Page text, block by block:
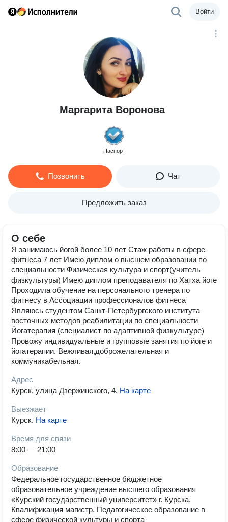
Войти
Маргарита Воронова
Паспорт
Позвонить Чат
Предложить заказ
О себе
Я занимаюсь йогой более 10 лет Стаж работы в сфере
фитнеса 7 лет Имею диплом о высшем образовании по
специальности Физическая культура и спорт(учитель
физкультуры) Имею диплом преподавателя по Хатха йоге
Проходила обучение на персонального тренера по
фитнесу в Ассоциации профессионалов фитнеса
Являюсь студентом Санкт-Петербургского института
восточных методов реабилитации по специальности
Йогатерапия (специалист по адаптивной физкультуре)
Провожу индивидуальные и групповые занятия по йоге и
йогатерапии. Вежливая,доброжелательная и
коммуникабельная.
Адрес
Курск, улица Дзержинского, 4. На карте
Выезжает
Курск. На карте
Время для связи
8:00 — 21:00
Образование
Федеральное государственное бюджетное
образовательное учреждение высшего образования
«Курский государственный университет» г. Курска.
Квалификация магистр. Педагогическое образование в
сфере физической культуры и спорта